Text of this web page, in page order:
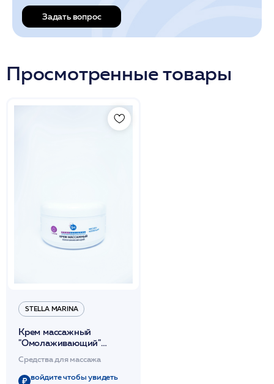
Задать вопрос
Просмотренные товары
STELLA MARINA
Крем массажный
"Омолаживающий"
250мл /Stella Marina*
Средства для массажа
войдите чтобы увидеть